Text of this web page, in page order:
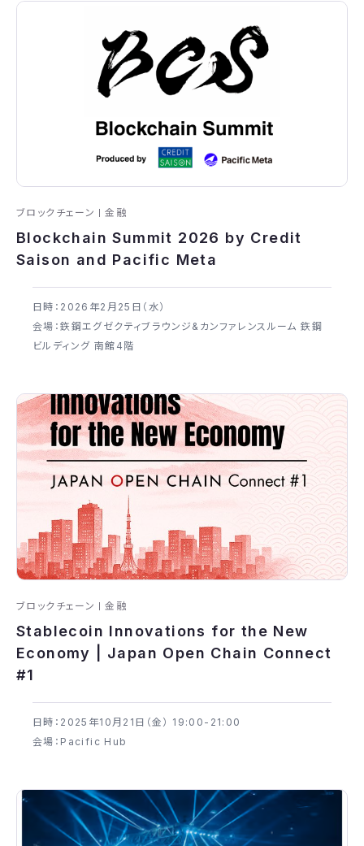
ブロックチェーン 金融
Blockchain Summit 2026 by Credit
Saison and Pacific Meta
日時：2026年​2月25日（水）
会場：鉃鋼エグゼクティブラウンジ&カンファレンスルーム 鉃鋼
ビルディング 南館4階
ブロックチェーン 金融
Stablecoin Innovations for the New
Economy | Japan Open Chain Connect
#1
日時：2025年​10月21日（金） 19:00-21:00
会場：Pacific Hub